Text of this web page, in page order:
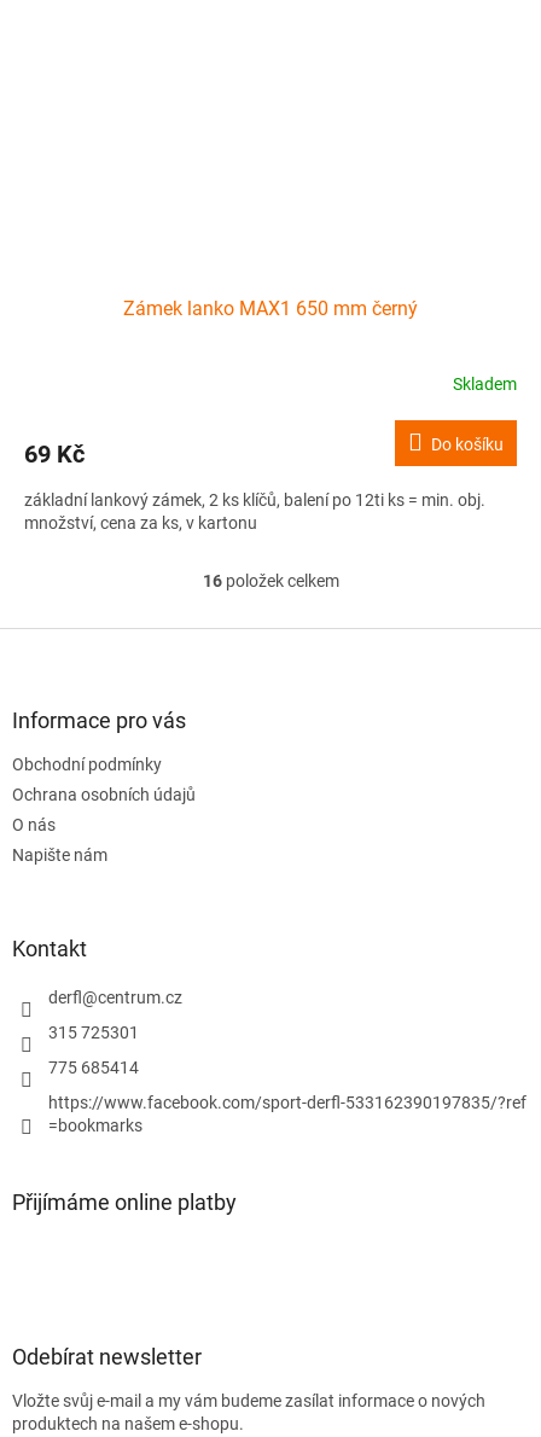
Zámek lanko MAX1 650 mm černý
Skladem
69 Kč Do košíku
základní lankový zámek, 2 ks klíčů, balení po 12ti ks = min. obj.
množství, cena za ks, v kartonu
O
l
16položek celkem
Informace pro vás
Obchodní podmínky
Ochrana osobních údajů
O nás
Napište nám
Kontakt
derfl@centrum.cz
315 725301
775 685414
https://www.facebook.com/sport-derfl-533162390197835/?ref
=bookmarks
Přijímáme online platby
Odebírat newsletter
Vložte svůj e-mail a my vám budeme zasílat informace o nových
produktech na našem e-shopu.